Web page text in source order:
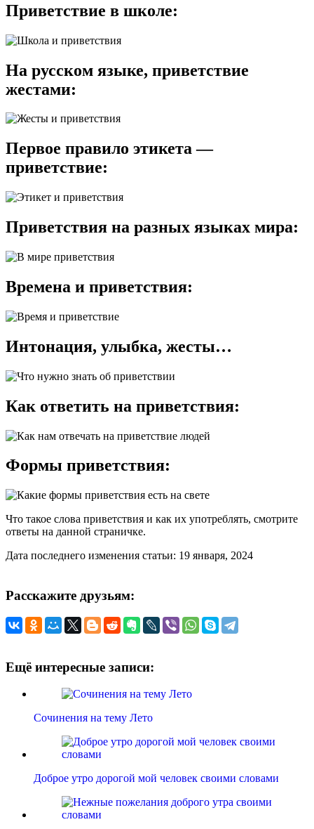
Приветствие в школе:
На русском языке, приветствие
жестами:
Первое правило этикета —
приветствие:
Приветствия на разных языках мира:
Времена и приветствия:
Интонация, улыбка, жесты…
Как ответить на приветствия:
Формы приветствия:
Что такое слова приветствия и как их употреблять, смотрите
ответы на данной страничке.
Дата последнего изменения статьи: 19 января, 2024
Расскажите друзьям:
Ещё интересные записи:
Сочинения на тему Лето
Доброе утро дорогой мой человек своими словами